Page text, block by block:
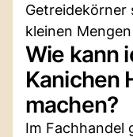
Getreidekörner
kleinen
Wie kann
Kanichen
machen?
Im Fachhandel